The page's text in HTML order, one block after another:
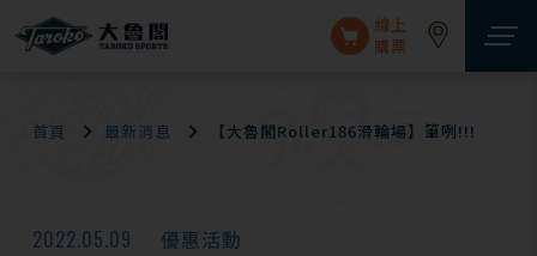
線上
購票
首頁 最新消息 【大魯閣Roller186滑輪場】筆咧!!!
2022.05.09 優惠活動